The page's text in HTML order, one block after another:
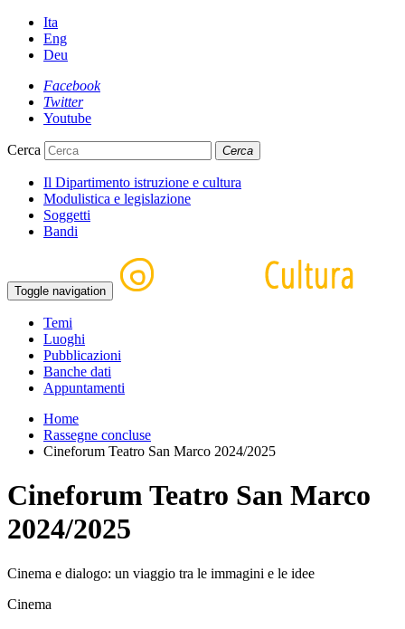
Ita
Eng
Deu
Facebook
Twitter
Youtube
Cerca Cerca
Il Dipartimento istruzione e cultura
Modulistica e legislazione
Soggetti
Bandi
Toggle navigation
Temi
Luoghi
Pubblicazioni
Banche dati
Appuntamenti
Home
Rassegne concluse
Cineforum Teatro San Marco 2024/2025
Cineforum Teatro San Marco
2024/2025
Cinema e dialogo: un viaggio tra le immagini e le idee
Cinema